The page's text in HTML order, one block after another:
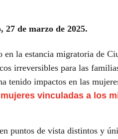
27 de marzo de 2025.
en la estancia migratoria de
irreversibles para las
tenido impactos en las
vinculadas a los
puntos de vista distintos y